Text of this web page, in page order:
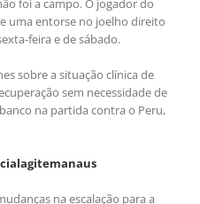
foi a campo. O jogador do
uma entorse no joelho direito
feira e de sábado.
sobre a situação clínica de
sem necessidade de
na partida contra o Peru,
na escalação para a